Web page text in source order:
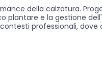
della calzatura.
e la gestione
professionali,